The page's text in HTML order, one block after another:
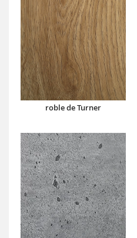
roble de Turner